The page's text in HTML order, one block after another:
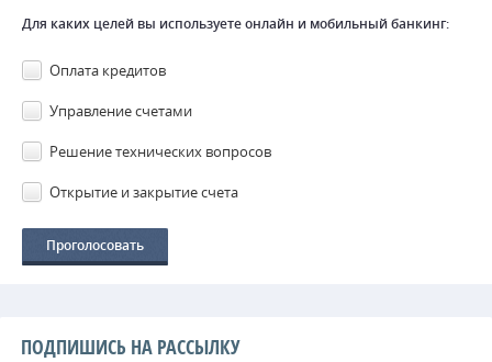
Для каких целей вы используете онлайн и мобильный банкинг:
Оплата кредитов
Управление счетами
Решение технических вопросов
Открытие и закрытие счета
ПОДПИШИСЬ НА РАССЫЛКУ